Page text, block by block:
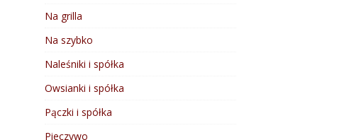
Na grilla
Na szybko
Naleśniki i spółka
Owsianki i spółka
Pączki i spółka
Pieczywo